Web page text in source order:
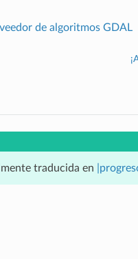
de algoritmos GDAL
traducida en